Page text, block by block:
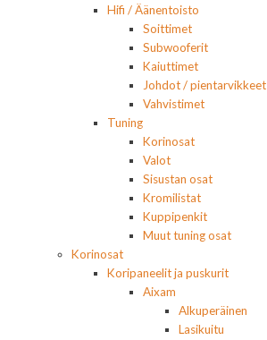
Hifi / Äänentoisto
Soittimet
Subwooferit
Kaiuttimet
Johdot / pientarvikkeet
Vahvistimet
Tuning
Korinosat
Valot
Sisustan osat
Kromilistat
Kuppipenkit
Muut tuning osat
Korinosat
Koripaneelit ja puskurit
Aixam
Alkuperäinen
Lasikuitu